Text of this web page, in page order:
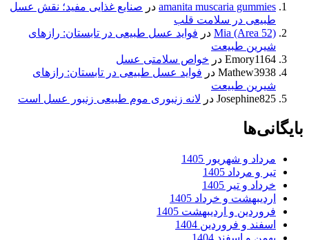
amanita muscaria درصنایع غذایی مفید؛ نقش عسل
در سلامت قلب
Mia (Areaدرفواید عسل طبیعی در تابستان: رازهای
طبیعت
درخواص سلامتی عسل
درفواید عسل طبیعی در تابستان: رازهای
طبیعت
درلانه زنبوری موم طبیعی زنبور عسل است
و شهریور 1405
و مرداد 1405
و تیر 1405
و خرداد 1405
و اردیبهشت 1405
و فروردین 1404
و اسفند 1404